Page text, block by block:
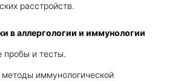
расстройств.
в аллергологии и иммунологии
пробы и тесты.
иммунологической